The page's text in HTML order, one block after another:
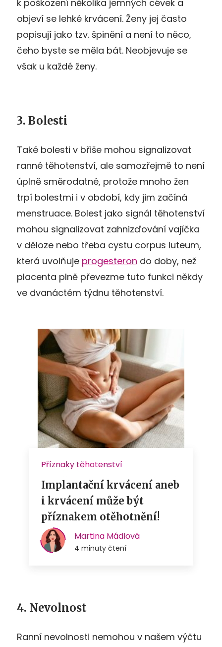
k poškození několika jemných cévek a
objeví se lehké krvácení. Ženy jej často
popisují jako tzv. špinění a není to něco,
čeho byste se měla bát. Neobjevuje se
však u každé ženy.
3. Bolesti
Také bolesti v břiše mohou signalizovat
ranné těhotenství, ale samozřejmě to není
úplně směrodatné, protože mnoho žen
trpí bolestmi i v období, kdy jim začíná
menstruace. Bolest jako signál těhotenství
mohou signalizovat zahnizďování vajíčka
v děloze nebo třeba cystu corpus luteum,
která uvolňuje progesteron do doby, než
placenta plně převezme tuto funkci někdy
ve dvanáctém týdnu těhotenství.
4. Nevolnost
Ranní nevolnosti nemohou v našem výčtu